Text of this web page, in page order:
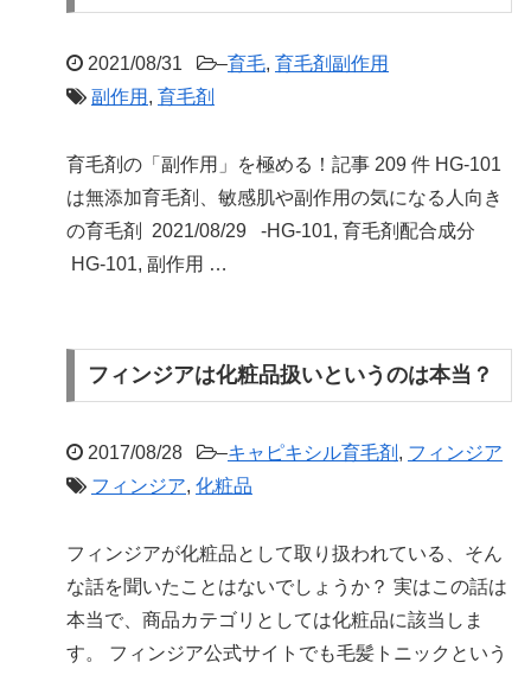
2021/08/31 –育毛, 育毛剤副作用
副作用 , 育毛剤
育毛剤の「副作用」を極める！記事 209 件 HG-101
は無添加育毛剤、敏感肌や副作用の気になる人向き
の育毛剤 2021/08/29 -HG-101, 育毛剤配合成分
HG-101, 副作用 …
フィンジアは化粧品扱いというのは本当？
2017/08/28 –キャピキシル育毛剤 , フィンジア
フィンジア, 化粧品
フィンジアが化粧品として取り扱われている、そん
な話を聞いたことはないでしょうか？ 実はこの話は
本当で、商品カテゴリとしては化粧品に該当しま
す。 フィンジア公式サイトでも毛髪トニックという